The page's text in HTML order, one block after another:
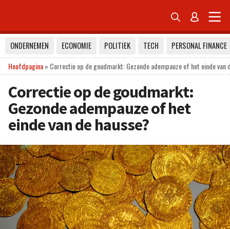
 
ONDERNEMEN ECONOMIE POLITIEK TECH
PERSONAL FINANCE
Hoofdpagina» Correctie op de goudmarkt: Gezonde adempauze of het einde van
Correctie op de goudmarkt:
Gezonde adempauze of het
einde van de hausse?